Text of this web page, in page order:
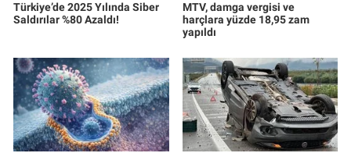
Türkiye’de 2025 Yılında Siber
Saldırılar %80 Azaldı!
MTV, damga vergisi ve
harçlara yüzde 18,95 zam
yapıldı